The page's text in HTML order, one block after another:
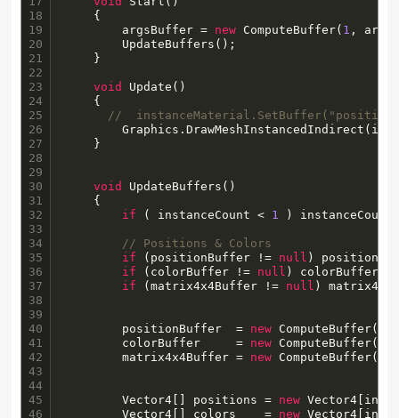
18
19
20
21
22
23
24
25
26
27
28
29
30
31
32
33
34
35
36
37
38
39
40
41
42
43
44
45
46
        argsBuffer =
new ComputeBuffer( 1 ,
        UpdateBuffers();
    }
void
Update()
//
    }
void
UpdateBuffers()
if ( instanceCount < 1 )
// Positions & Colors
if (positionBuffer != null )
if (colorBuffer != null )
if (matrix4x4Buffer != null )
        positionBuffer	=
new
		colorBuffer		=
new
		matrix4x4Buffer =
new
        Vector4[] positions =
new
		Vector4[] colors	=
new